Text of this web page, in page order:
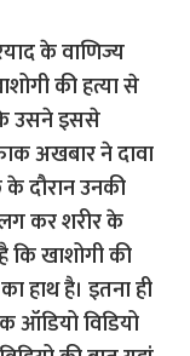
के वाणिज्य
की हत्या से
उसने इससे
अखबार ने दावा
दौरान उनकी
कर शरीर के
कि खाशोगी की
हाथ है। इतना ही
ऑडियो विडियो